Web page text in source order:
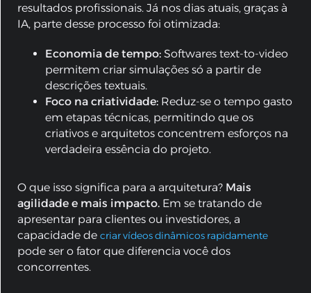
resultados profissionais. Já nos dias atuais, graças à
IA, parte desse processo foi otimizada:
Economia de tempo: Softwares text-to-video
permitem criar simulações só a partir de
descrições textuais.
Foco na criatividade: Reduz-se o tempo gasto
em etapas técnicas, permitindo que os
criativos e arquitetos concentrem esforços na
verdadeira essência do projeto.
O que isso significa para a arquitetura? Mais
agilidade e mais impacto. Em se tratando de
apresentar para clientes ou investidores, a
capacidade de criar vídeos dinâmicos rapidamente
pode ser o fator que diferencia você dos
concorrentes.